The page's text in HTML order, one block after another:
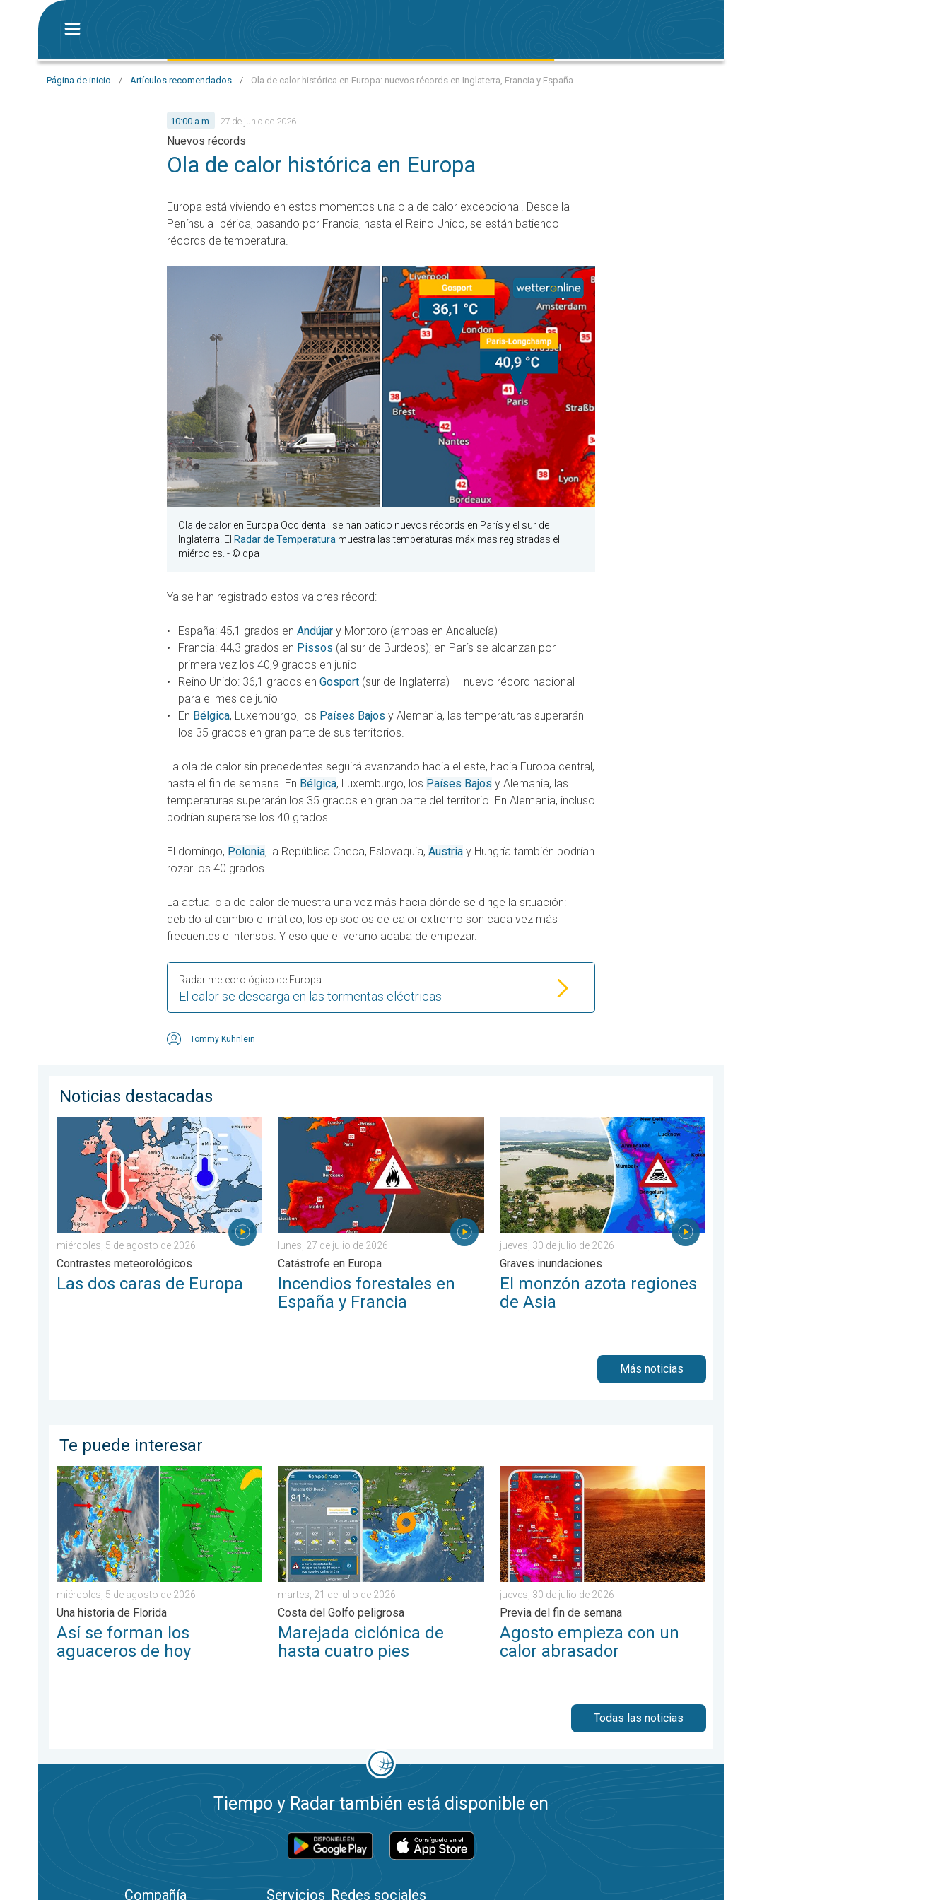
Página de inicio / Artículos recomendados / Ola de calor histórica en Europa: nuevos récords en Inglaterra, Francia y España
10:00 a.m. 27 de junio de 2026
Nuevos récords
Ola de calor histórica en Europa
Europa está viviendo en estos momentos una ola de calor excepcional. Desde la
Península Ibérica, pasando por Francia, hasta el Reino Unido, se están batiendo
récords de temperatura.
Ola de calor en Europa Occidental: se han batido nuevos récords en París y el sur de
Inglaterra. El Radar de Temperatura muestra las temperaturas máximas registradas el
miércoles. - © dpa
Ya se han registrado estos valores récord:
España: 45,1 grados en Andújar y Montoro (ambas en Andalucía)
Francia: 44,3 grados en Pissos (al sur de Burdeos); en París se alcanzan por
primera vez los 40,9 grados en junio
Reino Unido: 36,1 grados en Gosport (sur de Inglaterra) — nuevo récord nacional
para el mes de junio
En Bélgica, Luxemburgo, los Países Bajos y Alemania, las temperaturas superarán
los 35 grados en gran parte de sus territorios.
La ola de calor sin precedentes seguirá avanzando hacia el este, hacia Europa central,
hasta el fin de semana. En Bélgica, Luxemburgo, los Países Bajos y Alemania, las
temperaturas superarán los 35 grados en gran parte del territorio. En Alemania, incluso
podrían superarse los 40 grados.
El domingo, Polonia, la República Checa, Eslovaquia, Austria y Hungría también podrían
rozar los 40 grados.
La actual ola de calor demuestra una vez más hacia dónde se dirige la situación:
debido al cambio climático, los episodios de calor extremo son cada vez más
frecuentes e intensos. Y eso que el verano acaba de empezar.
El calor se descarga en las tormentas eléctricas
Radar meteorológico de Europa
Tommy Kühnlein
Noticias destacadas
Las dos caras de Europa. Contrastes meteorológicos. . . miércoles, 5 de agosto de 2026
miércoles, 5 de agosto de 2026
Contrastes meteorológicos
Las dos caras de Europa
Incendios forestales en España y Francia. Catástrofe en Europa. . . lunes, 27 de julio de 2026
lunes, 27 de julio de 2026
Catástrofe en Europa
Incendios forestales en
España y Francia
El monzón azota regiones de Asia. Graves inundaciones. . . jueves, 30 de julio de 2026
jueves, 30 de julio de 2026
Graves inundaciones
El monzón azota regiones
de Asia
Más noticias
Te puede interesar
Así se forman los aguaceros de hoy. Una historia de Florida. . . miércoles, 5 de agosto de 2026
miércoles, 5 de agosto de 2026
Una historia de Florida
Así se forman los
aguaceros de hoy
Marejada ciclónica de hasta cuatro pies. Costa del Golfo peligrosa. . . martes, 21 de julio de 2026
martes, 21 de julio de 2026
Costa del Golfo peligrosa
Marejada ciclónica de
hasta cuatro pies
Agosto empieza con un calor abrasador. Previa del fin de semana. . . jueves, 30 de julio
jueves, 30 de julio de 2026
Previa del fin de semana
Agosto empieza con un
calor abrasador
Todas las noticias
Tiempo y Radar también está disponible en
Compañía Servicios Redes sociales